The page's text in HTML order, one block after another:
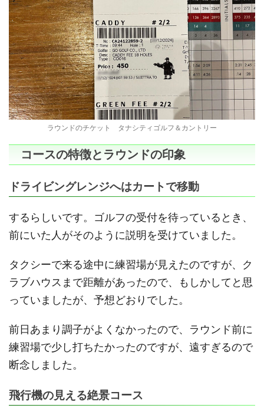
ラウンドのチケット タナシティゴルフ＆カントリー
コースの特徴とラウンドの印象
ドライビングレンジへはカートで移動
するらしいです。ゴルフの受付を待っているとき、
前にいた人がそのように説明を受けていました。
タクシーで来る途中に練習場が見えたのですが、ク
ラブハウスまで距離があったので、もしかしてと思
っていましたが、予想どおりでした。
前日あまり調子がよくなかったので、ラウンド前に
練習場で少し打ちたかったのですが、遠すぎるので
断念しました。
飛行機の見える絶景コース